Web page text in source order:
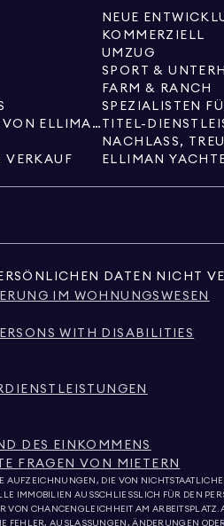
NEUE EXKLUSIVANGEBOTE VON ELLIMAN
VERKAUF
NEUE
KOMMERZIELL
UMZUG
SPORT &
FARM & RANCH
SPEZIALISTEN
TITEL-
NACHLASS,
ELLIMAN
DATEN NICHT
IM WOHNUNGSWESEN
WITH DISABILITIES
DES EINKOMMENS
FRAGEN VON MIETERN
DIE VON
IMMOBILIEN AUSSCHLIESSLICH FÜR DEN
VON CHANCENGLEICHHEIT AM
FEHLER, AUSLASSUNGEN, ÄNDERUNGEN